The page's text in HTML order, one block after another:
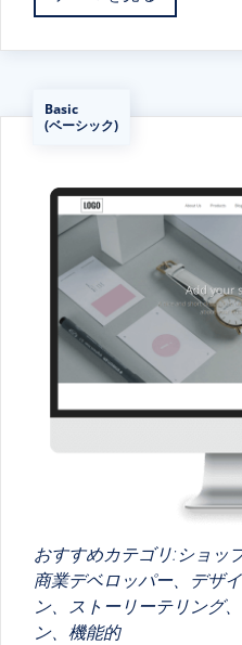
Basic
(ベーシック)
おすすめカテゴリ:ショッ
商業デベロッパー、デザ
ン、ストーリーテリング
ン、機能的